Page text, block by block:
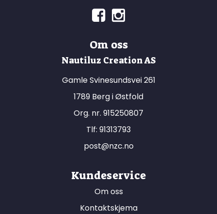
Om oss
Nautiluz Creation AS
Gamle Svinesundsvei 261
1789 Berg i Østfold
Org. nr. 915250807
Tlf: 91313793
post@nzc.no
Kundeservice
Om oss
Kontaktskjema